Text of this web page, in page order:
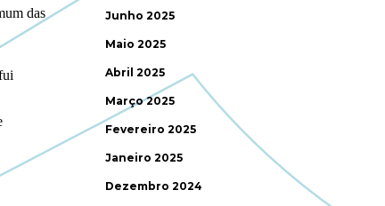
Junho 2025
Maio 2025
Abril 2025
Março 2025
Fevereiro 2025
Janeiro 2025
Dezembro 2024